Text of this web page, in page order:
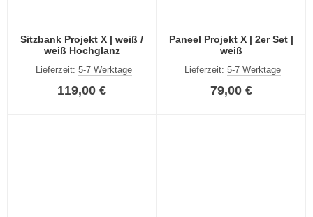
Sitzbank Projekt X | weiß /
weiß Hochglanz
Lieferzeit: 5-7 Werktage
119,00 €
Paneel Projekt X | 2er Set |
weiß
Lieferzeit:5-7 Werktage
79,00 €